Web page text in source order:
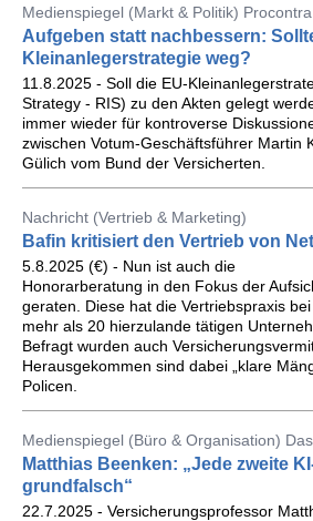
Medienspiegel (Markt & Politik) Procontra
Aufgeben statt nachbessern:
Kleinanlegerstrategie weg?
11.8.2025 - Soll die EU-
Strategy - RIS) zu den Akten gelegt
immer wieder für kontroverse
zwischen Votum-Geschäftsführer Martin
Gülich vom Bund der Versicherten.
Nachricht (Vertrieb & Marketing)
Bafin kritisiert den Vertrieb von
5.8.2025 (€) - Nun ist auch die
Honorarberatung in den Fokus der
geraten. Diese hat die Vertriebspraxis bei
mehr als 20 hierzulande tätigen
Befragt wurden auch
Herausgekommen sind dabei „klare
Policen.
Medienspiegel (Büro & Organisation)
Matthias Beenken: „Jede zweite
grundfalsch“
22.7.2025 - Versicherungsprofessor